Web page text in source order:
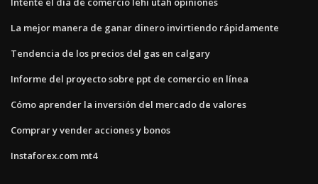
La mejor manera de ganar dinero invirtiendo rápidamente
Tendencia de los precios del gas en calgary
Informe del proyecto sobre ppt de comercio en línea
Cómo aprender la inversión del mercado de valores
Comprar y vender acciones y bonos
Instaforex.com mt4